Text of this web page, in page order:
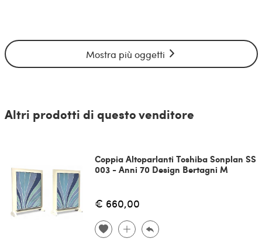
Mostra più oggetti
Altri prodotti di questo venditore
Coppia Altoparlanti Toshiba Sonplan SS
003 - Anni 70 Design Bertagni M
€ 660,00